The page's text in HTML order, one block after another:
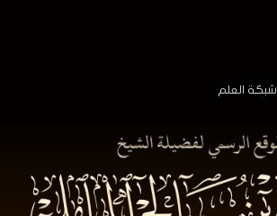
شبكة العلم